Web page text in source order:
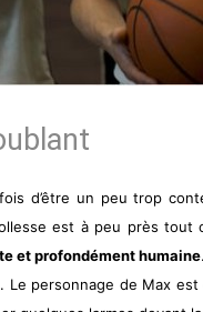
d’être un peu trop
est à peu près tout
et profondément humaine
Le personnage de Max